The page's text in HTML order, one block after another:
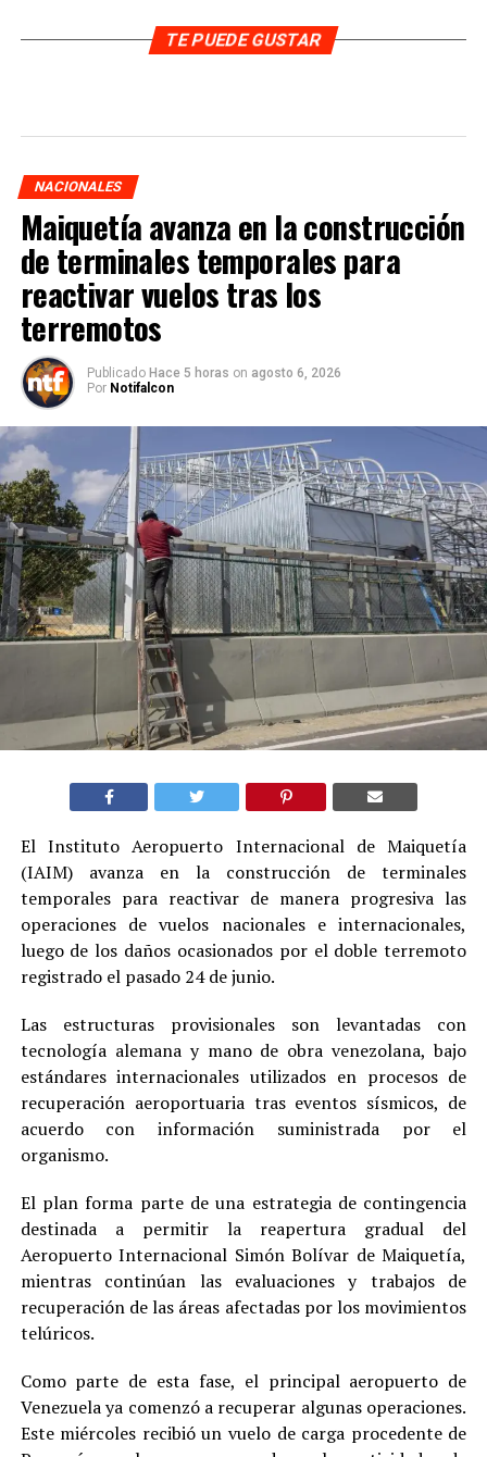
TE PUEDE GUSTAR
NACIONALES
Maiquetía avanza en la construcción
de terminales temporales para
reactivar vuelos tras los
terremotos
Publicado Hace 5 horas on agosto 6, 2026
Por Notifalcon
El Instituto Aeropuerto Internacional de Maiquetía
(IAIM) avanza en la construcción de terminales
temporales para reactivar de manera progresiva las
operaciones de vuelos nacionales e internacionales,
luego de los daños ocasionados por el doble terremoto
registrado el pasado 24 de junio.
Las estructuras provisionales son levantadas con
tecnología alemana y mano de obra venezolana, bajo
estándares internacionales utilizados en procesos de
recuperación aeroportuaria tras eventos sísmicos, de
acuerdo con información suministrada por el
organismo.
El plan forma parte de una estrategia de contingencia
destinada a permitir la reapertura gradual del
Aeropuerto Internacional Simón Bolívar de Maiquetía,
mientras continúan las evaluaciones y trabajos de
recuperación de las áreas afectadas por los movimientos
telúricos.
Como parte de esta fase, el principal aeropuerto de
Venezuela ya comenzó a recuperar algunas operaciones.
Este miércoles recibió un vuelo de carga procedente de